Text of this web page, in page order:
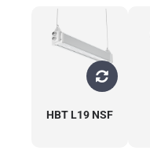
HBT L19 NSF